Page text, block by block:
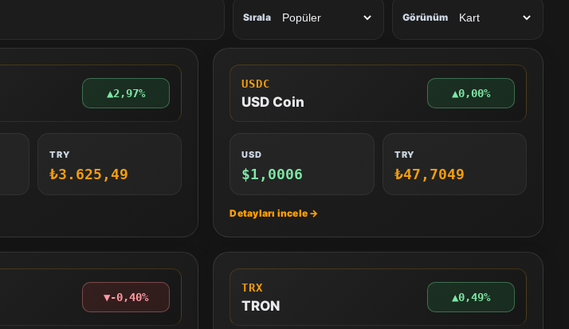
Sırala Görünüm
▲2,97%
TRY
₺3.625,49
USDC
USD Coin
▲0,00%
USD
$1,0006
TRY
₺47,7049
▼-0,40%
TRX
TRON
▲0,49%